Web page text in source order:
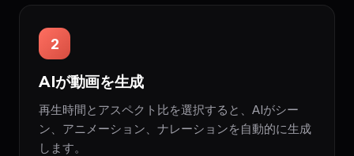
2
AIが動画を生成
再生時間とアスペクト比を選択すると、AIがシー
ン、アニメーション、ナレーションを自動的に生成
します。